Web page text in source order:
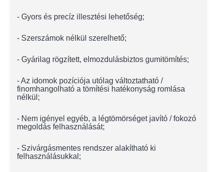
- Gyors és precíz illesztési lehetőség;
- Szerszámok nélkül szerelhető;
- Gyárilag rögzített, elmozdulásbiztos gumitömítés;
- Az idomok pozíciója utólag változtatható /
finomhangolható a tömítési hatékonyság romlása
nélkül;
- Nem igényel egyéb, a légtömörséget javító / fokozó
megoldás felhasználását;
- Szivárgásmentes rendszer alakítható ki
felhasználásukkal;